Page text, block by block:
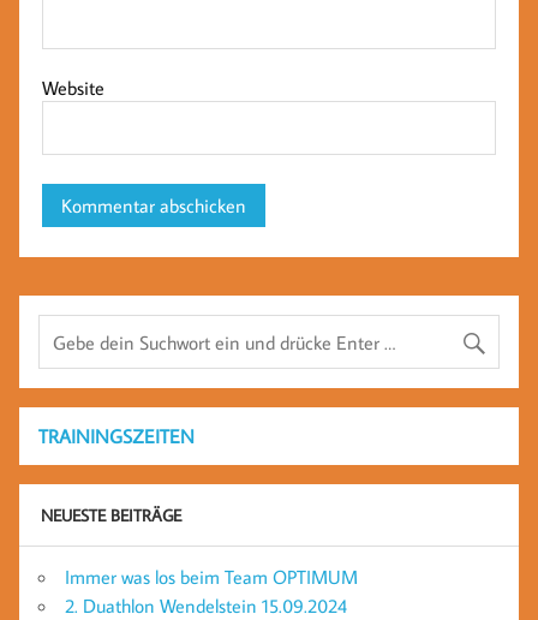
Website
TRAININGSZEITEN
NEUESTE BEITRÄGE
Immer was los beim Team OPTIMUM
2. Duathlon Wendelstein 15.09.2024